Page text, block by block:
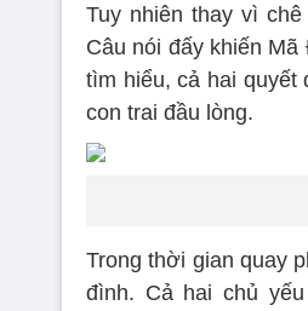
Tuy nhiên thay vì
Câu nói đấy khiến
tìm hiểu, cả hai quyết
con trai đầu lòng.
Trong thời gian quay
đình. Cả hai chủ